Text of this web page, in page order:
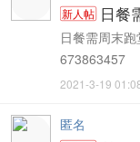
新人帖 日餐
日餐需周末
673863457
2021-3-19
匿名